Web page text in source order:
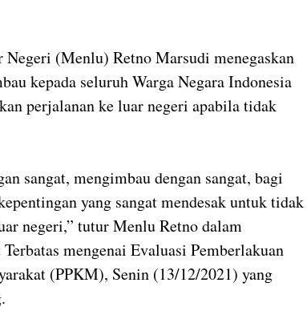
(Menlu) Retno Marsudi menegaskan
kepada seluruh Warga Negara Indonesia
perjalanan ke luar negeri apabila tidak
sangat, mengimbau dengan sangat, bagi
yang sangat mendesak untuk tidak
negeri,” tutur Menlu Retno dalam
mengenai Evaluasi Pemberlakuan
(PPKM), Senin (13/12/2021) yang